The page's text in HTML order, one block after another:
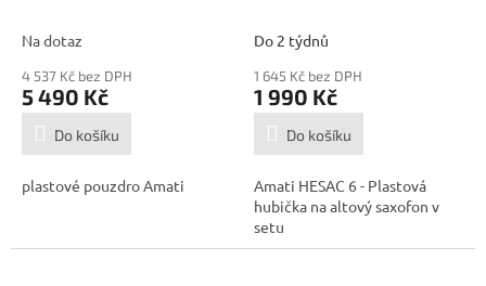
Na dotaz
4 537 Kč bez DPH
5 490 Kč
Do košíku
plastové pouzdro Amati
Do 2 týdnů
1 645 Kč bez DPH
1 990 Kč
Do košíku
Amati HESAC 6 - Plastová
hubička na altový saxofon v
setu